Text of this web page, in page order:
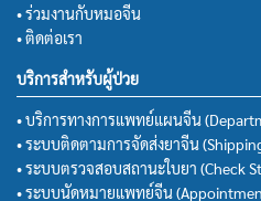
• ร่วมงานกับหมอจีน
• ติดต่อเรา
บริการสำหรับผู้ป่วย
• บริการทางการแพทย์แผนจีน
• ระบบติดตามการจัดส่งยาจีน
• ระบบตรวจสอบสถานะใบยา (Check
• ระบบนัดหมายแพทย์จีน